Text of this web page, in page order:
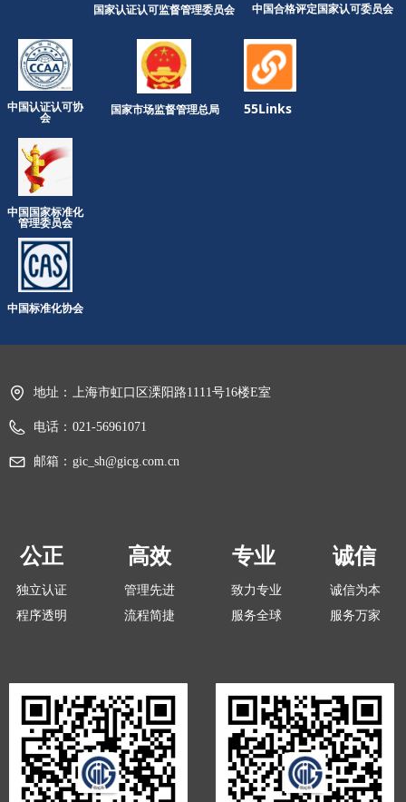
地址： 上海市虹口区溧阳路1111号16楼E室
电话： 021-56961071
邮箱： gic_sh@gicg.com.cn
公正
独立认证
程序透明
高效
管理先进
流程简捷
专业
致力专业
服务全球
诚信为本
服务万家
诚信
国家认证认可监督管理委员会 中国合格评定国家认可委员会
中国认证认可协
会
中国国家标准化
管理委员会
中国标准化协会
国家市场监督管理总局 55Links